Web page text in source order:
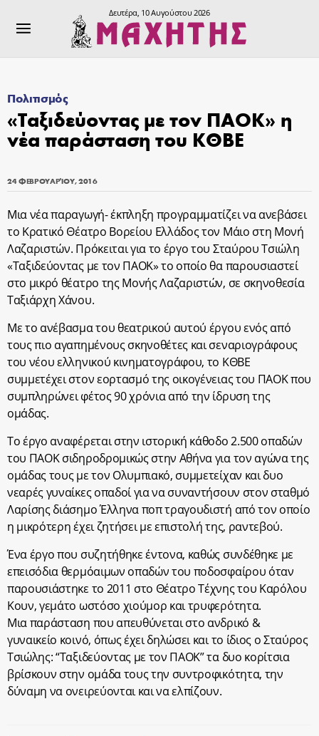
Δευτέρα, 10 Αυγούστου 2026
Πολιτισμός
«Ταξιδεύοντας με τον ΠΑΟΚ» η
νέα παράσταση του ΚΘΒΕ
24 ΦΕΒΡΟΥΑΡΊΟΥ, 2016
Mια νέα παραγωγή- έκπληξη προγραμματίζει να ανεβάσει
το Κρατικό Θέατρο Βορείου Ελλάδος τον Μάιο στη Μονή
Λαζαριστών. Πρόκειται για το έργο του Σταύρου Τσιώλη
«Ταξιδεύοντας με τον ΠΑΟΚ» το οποίο θα παρουσιαστεί
στο μικρό θέατρο της Μονής Λαζαριστών, σε σκηνοθεσία
Ταξιάρχη Χάνου.
Με το ανέβασμα του θεατρικού αυτού έργου ενός από
τους πιο αγαπημένους σκηνοθέτες και σεναριογράφους
του νέου ελληνικού κινηματογράφου, το ΚΘΒΕ
συμμετέχει στον εορτασμό της οικογένειας του ΠΑΟΚ που
συμπληρώνει φέτος 90 χρόνια από την ίδρυση της
ομάδας.
Το έργο αναφέρεται στην ιστορική κάθοδο 2.500 οπαδών
του ΠΑΟΚ σιδηροδρομικώς στην Αθήνα για τον αγώνα της
ομάδας τους με τον Ολυμπιακό, συμμετείχαν και δυο
νεαρές γυναίκες οπαδοί για να συναντήσουν στον σταθμό
Λαρίσης διάσημο Έλληνα ποπ τραγουδιστή από τον οποίο
η μικρότερη έχει ζητήσει με επιστολή της, ραντεβού.
Ένα έργο που συζητήθηκε έντονα, καθώς συνδέθηκε με
επεισόδια θερμόαιμων οπαδών του ποδοσφαίρου όταν
παρουσιάστηκε το 2011 στο Θέατρο Τέχνης του Καρόλου
Κουν, γεμάτο ωστόσο χιούμορ και τρυφερότητα.
Μια παράσταση που απευθύνεται στο ανδρικό &
γυναικείο κοινό, όπως έχει δηλώσει και το ίδιος ο Σταύρος
Τσιώλης: “Ταξιδεύοντας με τον ΠΑΟΚ” τα δυο κορίτσια
βρίσκουν στην ομάδα τους την συντροφικότητα, την
δύναμη να ονειρεύονται και να ελπίζουν.